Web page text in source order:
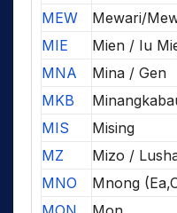
MEW
Mewari/
MIE
Mien / Iu
MNA
Mina / Gen
MKB
MIS
Mising
MZ
Mizo /
MNO
Mnong